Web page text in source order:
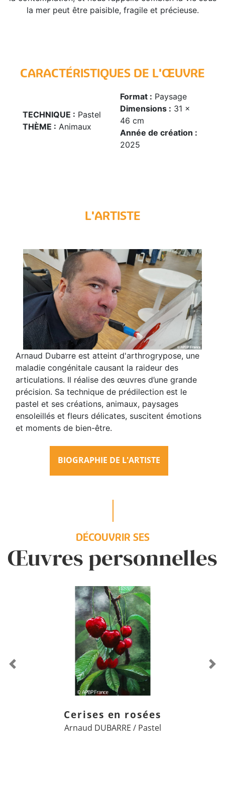
la mer peut être paisible, fragile et précieuse.
CARACTÉRISTIQUES DE L'ŒUVRE
TECHNIQUE : Pastel
THÈME : Animaux
Format : Paysage
Dimensions : 31 x
46 cm
Année de création :
2025
L'ARTISTE
Arnaud Dubarre est atteint d'arthrogrypose, une
maladie congénitale causant la raideur des
articulations. Il réalise des œuvres d’une grande
précision. Sa technique de prédilection est le
pastel et ses créations, animaux, paysages
ensoleillés et fleurs délicates, suscitent émotions
et moments de bien-être.
BIOGRAPHIE DE L'ARTISTE
DÉCOUVRIR SES
Œuvres personnelles
Cerises en rosées
Arnaud DUBARRE / Pastel
Previous